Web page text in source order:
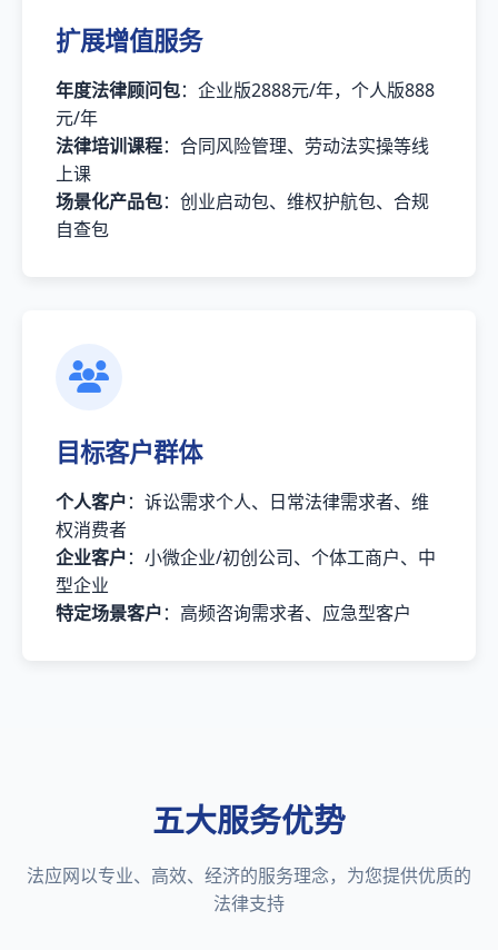
扩展增值服务
年度法律顾问包：企业版2888元/年，个人版888
元/年
法律培训课程：合同风险管理、劳动法实操等线
上课
场景化产品包：创业启动包、维权护航包、合规
自查包
目标客户群体
个人客户：诉讼需求个人、日常法律需求者、维
权消费者
企业客户：小微企业/初创公司、个体工商户、中
型企业
特定场景客户：高频咨询需求者、应急型客户
五大服务优势
法应网以专业、高效、经济的服务理念，为您提供优质的
法律支持